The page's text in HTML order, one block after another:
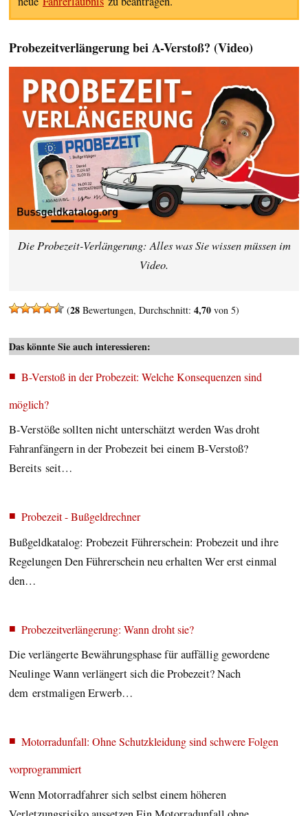
Probezeitverlängerung bei A-Verstoß? (Video)
Die Probezeit-Verlängerung: Alles was Sie wissen müssen im
Video.
(28 Bewertungen, Durchschnitt: 4,70 von 5)
Das könnte Sie auch interessieren:
B-Verstoß in der Probezeit: Welche Konsequenzen sind
möglich?
B-Verstöße sollten nicht unterschätzt werden Was droht
Fahranfängern in der Probezeit bei einem B-Verstoß?
Bereits seit…
Probezeit - Bußgeldrechner
Bußgeldkatalog: Probezeit Führerschein: Probezeit und ihre
Regelungen Den Führerschein neu erhalten Wer erst einmal
den…
Probezeitverlängerung: Wann droht sie?
Die verlängerte Bewährungsphase für auffällig gewordene
Neulinge Wann verlängert sich die Probezeit? Nach
dem erstmaligen Erwerb…
Motorradunfall: Ohne Schutzkleidung sind schwere Folgen
vorprogrammiert
Wenn Motorradfahrer sich selbst einem höheren